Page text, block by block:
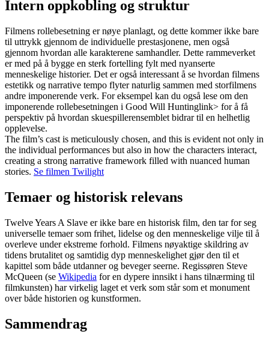
Intern oppkobling og struktur
Filmens rollebesetning er nøye planlagt, og dette kommer ikke bare
til uttrykk gjennom de individuelle prestasjonene, men også
gjennom hvordan alle karakterene samhandler. Dette rammeverket
er med på å bygge en sterk fortelling fylt med nyanserte
menneskelige historier. Det er også interessant å se hvordan filmens
estetikk og narrative tempo flyter naturlig sammen med storfilmens
andre imponerende verk. For eksempel kan du også lese om den
imponerende rollebesetningen i Good Will Huntinglink> for å få
perspektiv på hvordan skuespillerensemblet bidrar til en helhetlig
opplevelse.
The film’s cast is meticulously chosen, and this is evident not only in
the individual performances but also in how the characters interact,
creating a strong narrative framework filled with nuanced human
stories. Se filmen Twilight
Temaer og historisk relevans
Twelve Years A Slave er ikke bare en historisk film, den tar for seg
universelle temaer som frihet, lidelse og den menneskelige vilje til å
overleve under ekstreme forhold. Filmens nøyaktige skildring av
tidens brutalitet og samtidig dyp menneskelighet gjør den til et
kapittel som både utdanner og beveger seerne. Regissøren Steve
McQueen (se Wikipedia for en dypere innsikt i hans tilnærming til
filmkunsten) har virkelig laget et verk som står som et monument
over både historien og kunstformen.
Sammendrag